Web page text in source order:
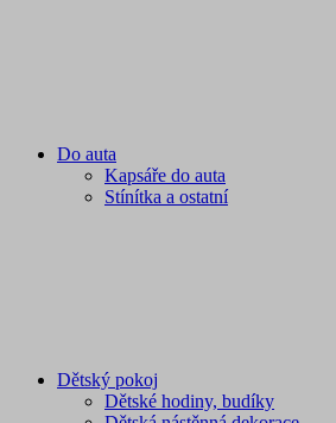
Do auta
Kapsáře do auta
Stínítka a ostatní
Dětský pokoj
Dětské hodiny, budíky